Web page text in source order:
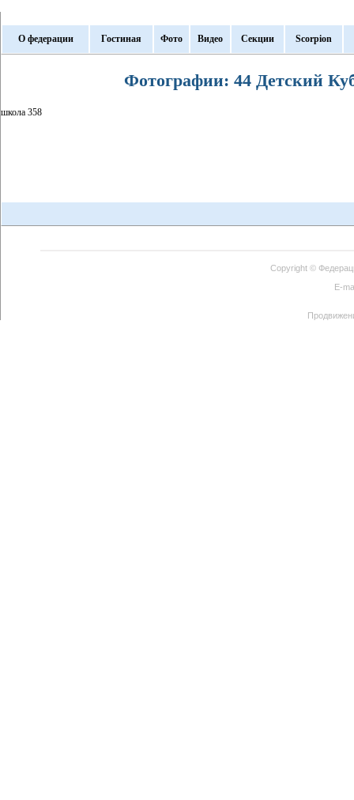
О федерации Гостиная Фото Видео Секции Scorpion
Фотографии: 44 Детский
школа 358
Copyright ©
E-